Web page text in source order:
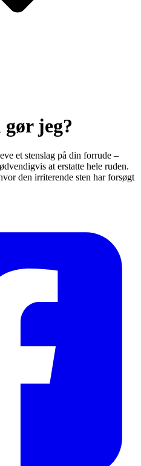
gør jeg?
et stenslag på din forrude –
at erstatte hele ruden.
den irriterende sten har forsøgt